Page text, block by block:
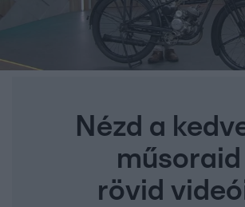
Nézd a
műsoraid
rövid